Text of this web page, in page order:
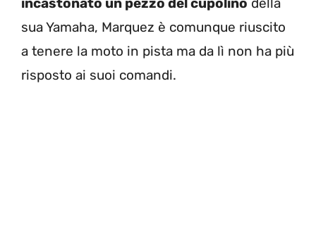
sua Yamaha, Marquez è comunque riuscito
a tenere la moto in pista ma da lì non ha più
risposto ai suoi comandi.